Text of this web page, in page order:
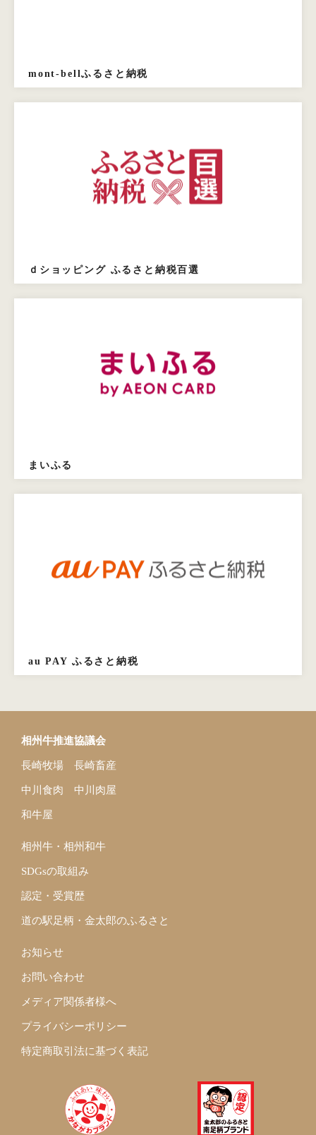
mont-bellふるさと納税
ｄショッピング ふるさと納税百選
まいふる
au PAY ふるさと納税
相州牛推進協議会
長崎牧場 長崎畜産
中川食肉 中川肉屋
和牛屋
相州牛・相州和牛
SDGsの取組み
認定・受賞歴
道の駅足柄・金太郎のふるさと
お知らせ
お問い合わせ
メディア関係者様へ
プライバシーポリシー
特定商取引法に基づく表記